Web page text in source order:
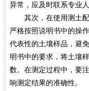
异常，应及时联系专业
其次，在使用测土
严格按照说明书中的操
代表性的土壤样品，避
明书中的要求，将土壤
数。在测定过程中，要
响测定结果的准确性。